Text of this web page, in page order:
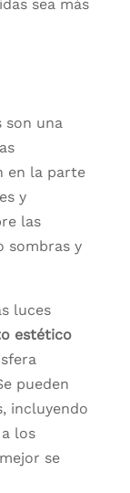
sea más
son una
en la parte
y
las
sombras y
luces
estético
pueden
incluyendo
los
se